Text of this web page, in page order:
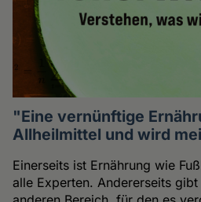
"Eine vernünftige
Allheilmittel und wird
Einerseits ist Ernährung wie
alle Experten. Andererseits